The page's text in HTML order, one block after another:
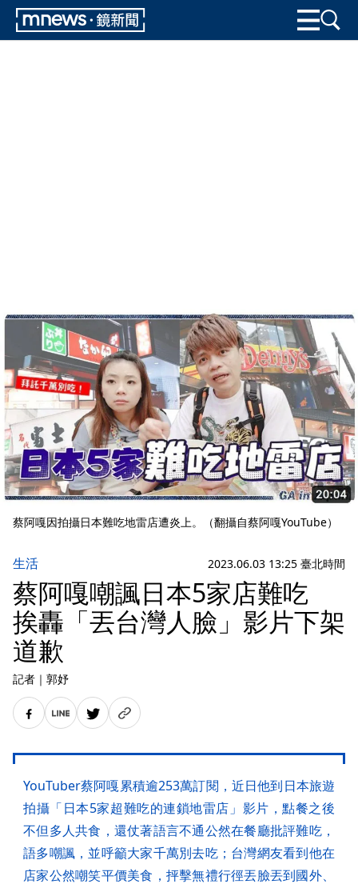
蔡阿嘎因拍攝日本難吃地雷店遭炎上。（翻攝自蔡阿嘎YouTube）
生活 2023.06.03 13:25 臺北時間
蔡阿嘎嘲諷日本5家店難吃
挨轟「丟台灣人臉」影片下架
道歉
記者 ｜ 郭妤
YouTuber蔡阿嘎累積逾253萬訂閱，近日他到日本旅遊
拍攝「日本5家超難吃的連鎖地雷店」影片，點餐之後
不但多人共食，還仗著語言不通公然在餐廳批評難吃，
語多嘲諷，並呼籲大家千萬別去吃；台灣網友看到他在
店家公然嘲笑平價美食，抨擊無禮行徑丟臉丟到國外、